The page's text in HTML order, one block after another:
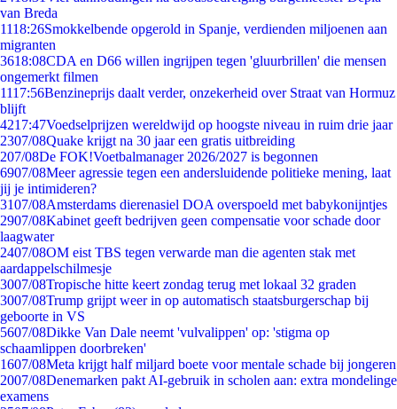
van Breda
1118:26Smokkelbende opgerold in Spanje, verdienden miljoenen aan
migranten
3618:08CDA en D66 willen ingrijpen tegen 'gluurbrillen' die mensen
ongemerkt filmen
1117:56Benzineprijs daalt verder, onzekerheid over Straat van Hormuz
blijft
4217:47Voedselprijzen wereldwijd op hoogste niveau in ruim drie jaar
2307/08Quake krijgt na 30 jaar een gratis uitbreiding
207/08De FOK!Voetbalmanager 2026/2027 is begonnen
6907/08Meer agressie tegen een andersluidende politieke mening, laat
jij je intimideren?
3107/08Amsterdams dierenasiel DOA overspoeld met babykonijntjes
2907/08Kabinet geeft bedrijven geen compensatie voor schade door
laagwater
2407/08OM eist TBS tegen verwarde man die agenten stak met
aardappelschilmesje
3007/08Tropische hitte keert zondag terug met lokaal 32 graden
3007/08Trump grijpt weer in op automatisch staatsburgerschap bij
geboorte in VS
5607/08Dikke Van Dale neemt 'vulvalippen' op: 'stigma op
schaamlippen doorbreken'
1607/08Meta krijgt half miljard boete voor mentale schade bij jongeren
2007/08Denemarken pakt AI-gebruik in scholen aan: extra mondelinge
examens